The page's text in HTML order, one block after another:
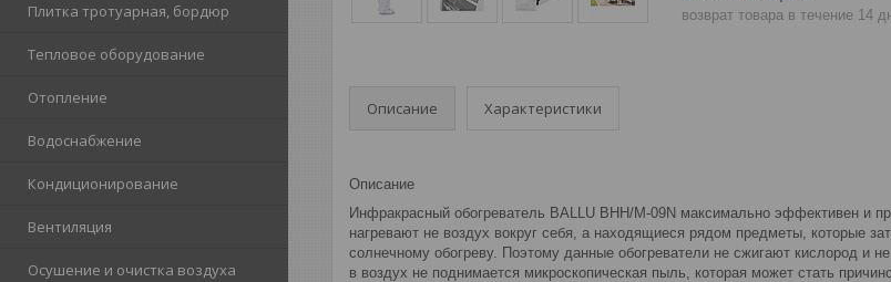
Плитка тротуарная, бордюр
Тепловое оборудование
Отопление
Водоснабжение
Кондиционирование
Вентиляция
Осушение и очистка воздуха
возврат товара в течение 14
Описание Характеристики
Описание
Инфракрасный обогреватель BALLU BHH/M-09N максимально эффективен и
нагревают не воздух вокруг себя, а находящиеся рядом предметы, которые
солнечному обогреву. Поэтому данные обогреватели не сжигают кислород и
в воздух не поднимается микроскопическая пыль, которая может стать